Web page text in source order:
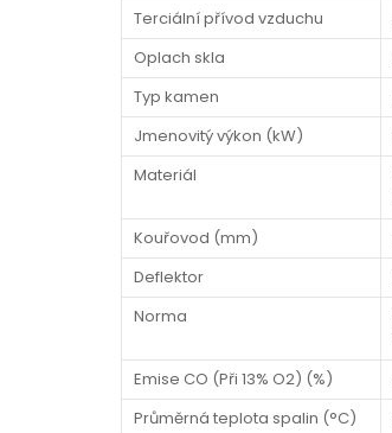
Terciální přívod vzduchu
Oplach skla
Typ kamen
Jmenovitý výkon (kW)
Materiál
Kouřovod (mm)
Deflektor
Norma
Emise CO (Při 13% O2) (%)
Průměrná teplota spalin (°C)